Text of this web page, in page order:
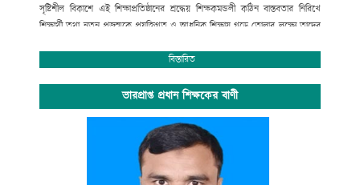
সৃষ্টিশীল বিকাশে এই শিক্ষাপ্রতিষ্ঠানের শ্রদ্ধেয় শিক্ষকমন্ডলী কঠিন বাস্তবতার নিরিখে
শিক্ষার্থী তথা নতুন প্রজন্মকে প্রযুক্তিগত ও আধুনিক শিক্ষায় গড়ে তোলার লক্ষ্যে তাদের
অপ্রতিরোধ্য অগ্রযাত্রায় এগিয়ে যাচ্ছে বাংলাদেশের শিক্ষা ব্যবস্থা। বিদ্যালয়ে গতানুগতিক
শিক্ষার্থীদের উৎসাহ প্রদানেও উক্ত শিক্ষাপ্রতিষ্ঠান বদ্ধপরিকর।
সাংস্কৃতিক বিকাশ, প্রগতিশীল চিন্তা, শৃঙ্খলা, নিরাপত্তা ও নিরবচ্ছিন্ন শান্তির মূল্যবোধকে
ধারণ করে আমাদের এই স্বাপ্নিক যাত্রায় সকল শিক্ষক, শিক্ষার্থী, অভিভাবক ও
গুণিজনসহ সংশ্লিষ্ট সকলের ঐকান্তিক সহযোগিতা প্রত্যাশা করছি। এই শিক্ষা প্রতিষ্ঠানের
সর্বাঙ্গীন উন্নতি ও ভবিষ্যৎ পরিকল্পনা রুপায়নে গঠনমূলক সমালোচনাসহ আপনাদের
মূল্যবান পরামর্শ ও সহযোগিতা আমাদের কাম্য।
বিস্তারিত
ভারপ্রাপ্ত প্রধান শিক্ষকের বাণী